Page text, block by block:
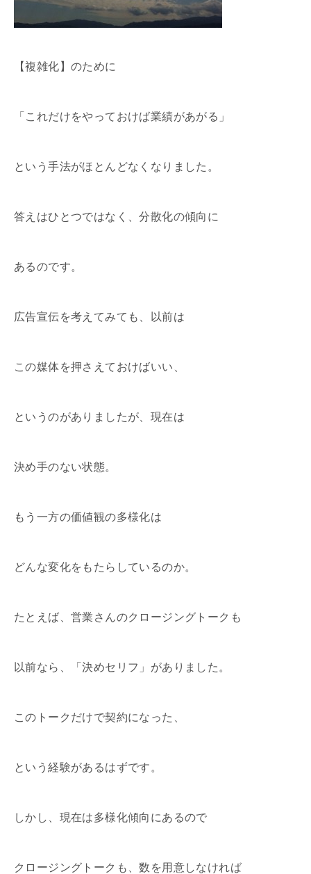
【複雑化】のために
「これだけをやっておけば業績があがる」
という手法がほとんどなくなりました。
答えはひとつではなく、分散化の傾向に
あるのです。
広告宣伝を考えてみても、以前は
この媒体を押さえておけばいい、
というのがありましたが、現在は
決め手のない状態。
もう一方の価値観の多様化は
どんな変化をもたらしているのか。
たとえば、営業さんのクロージングトークも
以前なら、「決めセリフ」がありました。
このトークだけで契約になった、
という経験があるはずです。
しかし、現在は多様化傾向にあるので
クロージングトークも、数を用意しなければ